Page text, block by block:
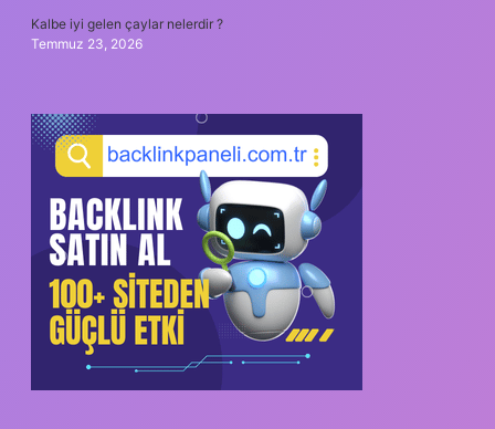
Kalbe iyi gelen çaylar nelerdir ?
Temmuz 23, 2026